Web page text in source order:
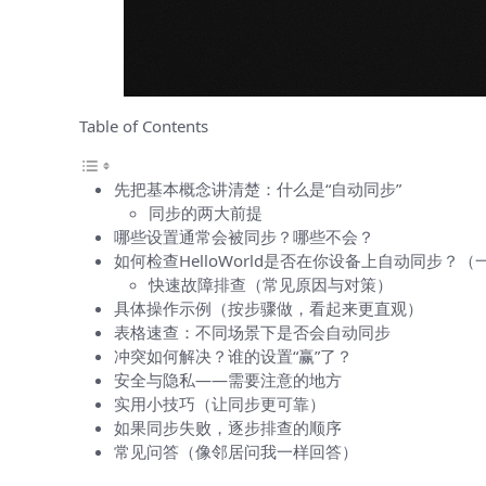
Table of Contents
先把基本概念讲清楚：什么是“自动同步”
同步的两大前提
哪些设置通常会被同步？哪些不会？
如何检查HelloWorld是否在你设备上自动同步？（
快速故障排查（常见原因与对策）
具体操作示例（按步骤做，看起来更直观）
表格速查：不同场景下是否会自动同步
冲突如何解决？谁的设置“赢”了？
安全与隐私——需要注意的地方
实用小技巧（让同步更可靠）
如果同步失败，逐步排查的顺序
常见问答（像邻居问我一样回答）